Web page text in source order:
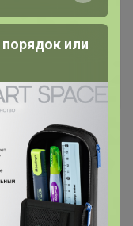
White Fusion 750
см, P.L. Proff Cuisine
или